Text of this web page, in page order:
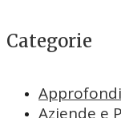
Categorie
Aziende e